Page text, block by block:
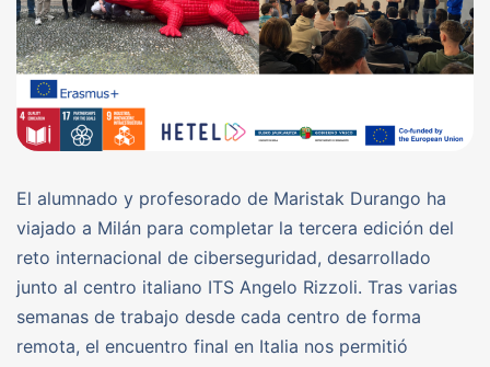
El alumnado y profesorado de Maristak Durango ha
viajado a Milán para completar la tercera edición del
reto internacional de ciberseguridad, desarrollado
junto al centro italiano ITS Angelo Rizzoli. Tras varias
semanas de trabajo desde cada centro de forma
remota, el encuentro final en Italia nos permitió